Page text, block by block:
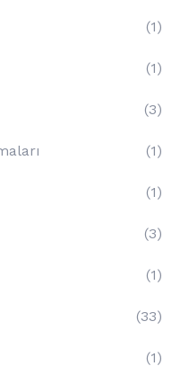
(1)
(1)
(3)
(1)
(1)
(3)
(1)
(33)
(1)